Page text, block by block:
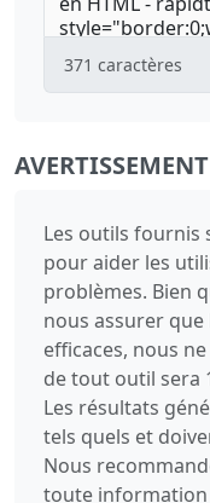
371 caractères
AVERTISSEMENT
Les outils fournis
pour aider les
problèmes. Bien
nous assurer
efficaces, nous
de tout outil sera
Les résultats
tels quels et
Nous
toute information